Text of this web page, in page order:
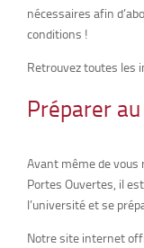
nécessaires afin
conditions !
Retrouvez toutes les
Préparer
Avant même de vous
Portes Ouvertes, il
l’université et se
Notre site internet